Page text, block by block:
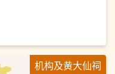
机构及黄大仙祠